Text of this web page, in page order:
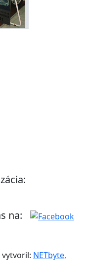
na:
vytvoril: NETbyte,